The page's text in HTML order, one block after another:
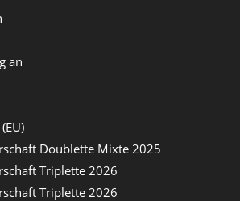
an
Doublette Mixte 2025
Triplette 2026
Triplette 2026